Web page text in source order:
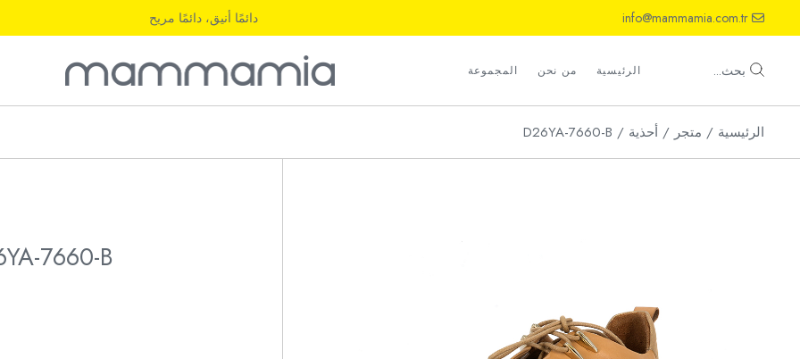
the
info@mammamia.com.tr دائمًا أنيق، دائمًا مريح
بحث... الرئيسية من نحن المجموعة
أحذية
أحذية
صنادل
الرئيسية
متجر أحذية D26YA-7660-B
7660-B